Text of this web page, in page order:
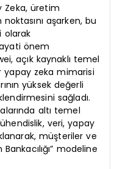
Zeka, üretim
aşarken, bu
olarak
önem
açık kaynaklı temel
zeka mimarisi
yüksek değerli
sağladı.
altı temel
veri, yapay
müşteriler ve
modeline